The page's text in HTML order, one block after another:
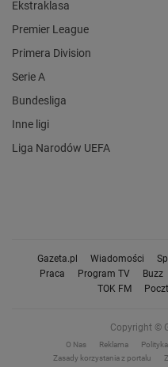
Ekstraklasa
Premier League
Primera Division
Serie A
Bundesliga
Inne ligi
Liga Narodów UEFA
Gazeta.pl Wiadomości
Praca
Program TV Buzz
TOK FM
Copyright ©
O Nas Reklama
Zasady korzystania z portalu